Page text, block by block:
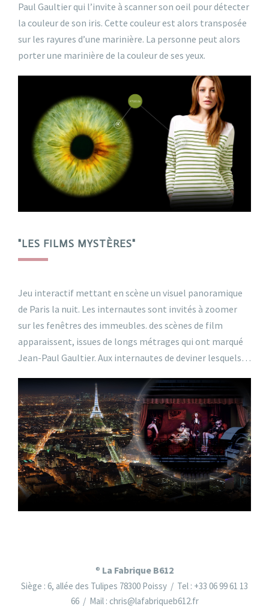
Paul Gaultier qui l’invite à scanner son oeil pour détecter
la couleur de son iris. Cette couleur est alors transposée
sur les rayures d’une marinière. La personne peut alors
porter une marinière de la couleur de ses yeux.
"LES FILMS MYSTÈRES"
Jeu interactif mettant en scène un visuel panoramique
de Paris la nuit. Les internautes sont invités à zoomer
sur les fenêtres des immeubles. des scènes de film
apparaissent, issues de longs métrages qui ont marqué
Jean-Paul Gaultier. Aux internautes de deviner lesquels…
® La Fabrique B612
Siège : 6, allée des Tulipes 78300 Poissy / Tel : +33 06 99 61 13
66 / Mail : chris@lafabriqueb612.fr